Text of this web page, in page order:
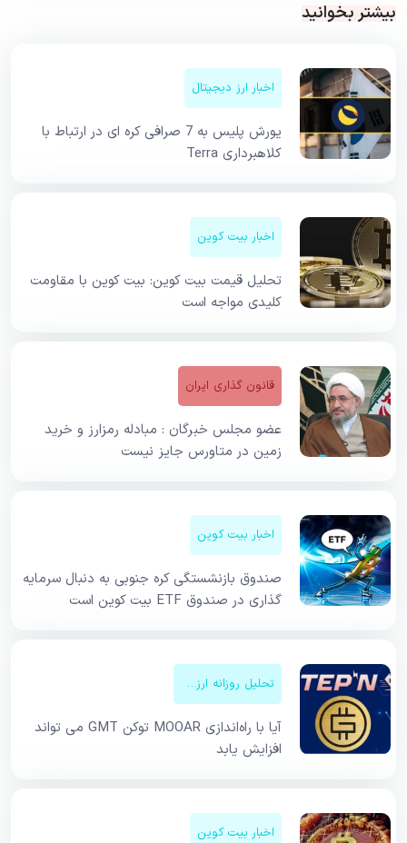
بیشتر بخوانید
اخبار ارز دیجیتال
یورش پلیس به 7 صرافی کره ای در ارتباط با
کلاهبرداری Terra
اخبار بیت کوین
تحلیل قیمت بیت کوین: بیت کوین با مقاومت
کلیدی مواجه است
قانون گذاری ایران
عضو مجلس خبرگان : مبادله رمزارز و خرید
زمین در متاورس جایز نیست
اخبار بیت کوین
صندوق بازنشستگی کره جنوبی به دنبال سرمایه
گذاری در صندوق ETF بیت کوین است
تحلیل روزانه ارزهای دیجیتال
آیا با راه‌اندازی MOOAR توکن GMT می‌ تواند
افزایش یابد
اخبار بیت کوین